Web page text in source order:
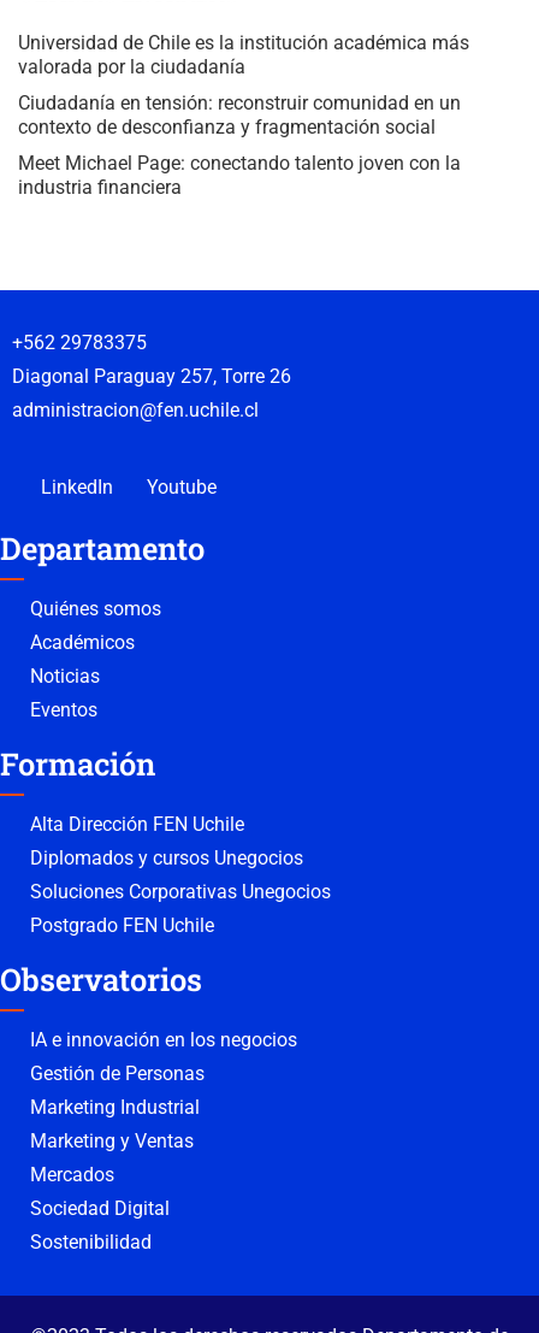
Universidad de Chile es la institución académica más
valorada por la ciudadanía
Ciudadanía en tensión: reconstruir comunidad en un
contexto de desconfianza y fragmentación social
Meet Michael Page: conectando talento joven con la
industria financiera
+562 29783375
Diagonal Paraguay 257, Torre 26
administracion@fen.uchile.cl
LinkedIn Youtube
Departamento
Quiénes somos
Académicos
Noticias
Eventos
Formación
Alta Dirección FEN Uchile
Diplomados y cursos Unegocios
Soluciones Corporativas Unegocios
Postgrado FEN Uchile
Observatorios
IA e innovación en los negocios
Gestión de Personas
Marketing Industrial
Marketing y Ventas
Mercados
Sociedad Digital
Sostenibilidad